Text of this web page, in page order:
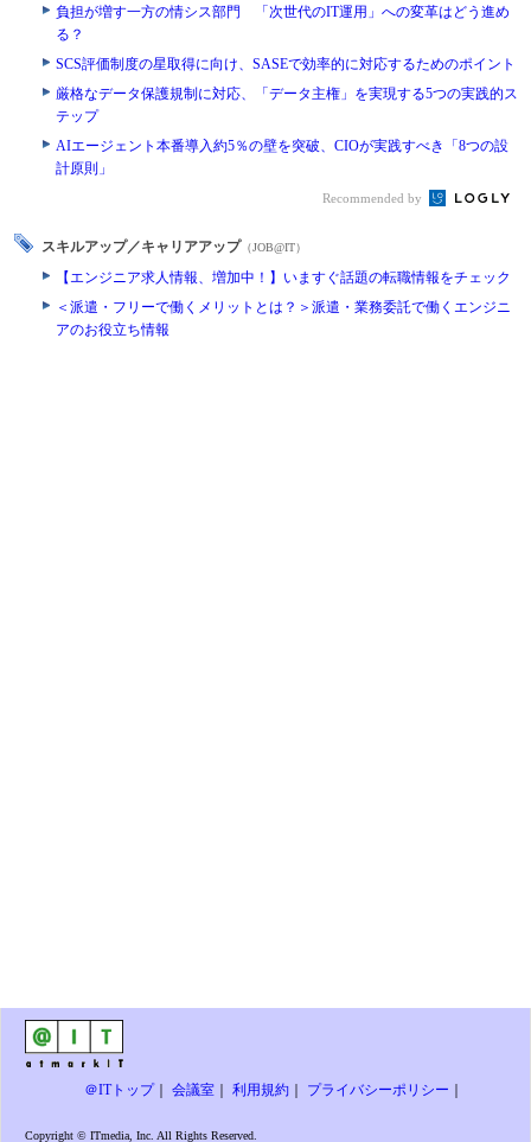
負担が増す一方の情シス部門 「次世代のIT運用」への変革はどう進め
る？
SCS評価制度の星取得に向け、SASEで効率的に対応するためのポイント
厳格なデータ保護規制に対応、「データ主権」を実現する5つの実践的ス
テップ
AIエージェント本番導入約5％の壁を突破、CIOが実践すべき「8つの設
計原則」
Recommended by
スキルアップ／キャリアアップ （JOB@IT）
【エンジニア求人情報、増加中！】いますぐ話題の転職情報をチェック
＜派遣・フリーで働くメリットとは？＞派遣・業務委託で働くエンジニ
アのお役立ち情報
＠ITトップ｜ 会議室 利用規約 プライバシーポリシー
Copyright © ITmedia, Inc. All Rights Reserved.